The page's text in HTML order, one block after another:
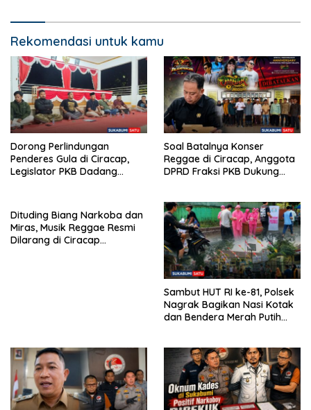
Rekomendasi untuk kamu
Dorong Perlindungan
Penderes Gula di Ciracap,
Legislator PKB Dadang
Ketenagakerjaan
Soal Batalnya Konser
Reggae di Ciracap, Anggota
DPRD Fraksi PKB Dukung
Dituding Biang Narkoba dan
Miras, Musik Reggae Resmi
Dilarang di Ciracap
Sambut HUT RI ke-81, Polsek
Nagrak Bagikan Nasi Kotak
dan Bendera Merah Putih